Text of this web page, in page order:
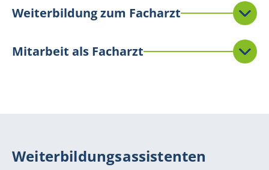
Weiterbildung zum Facharzt
Mitarbeit als Facharzt
Weiterbildungsassistenten